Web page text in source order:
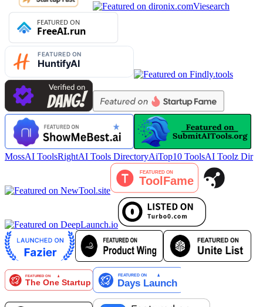
Viesearch
MossAI ToolsRightAI Tools DirectoryAiTop10 ToolsAI Toolz Dir